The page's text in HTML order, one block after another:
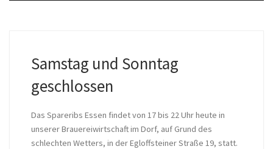
Samstag und Sonntag
geschlossen
Das Spare­ribs Essen fin­det von 17 bis 22 Uhr heu­te in
unse­rer Braue­rei­wirt­schaft im Dorf, auf Grund des
schlech­ten Wet­ters, in der Egloff­stei­ner Stra­ße 19, statt.